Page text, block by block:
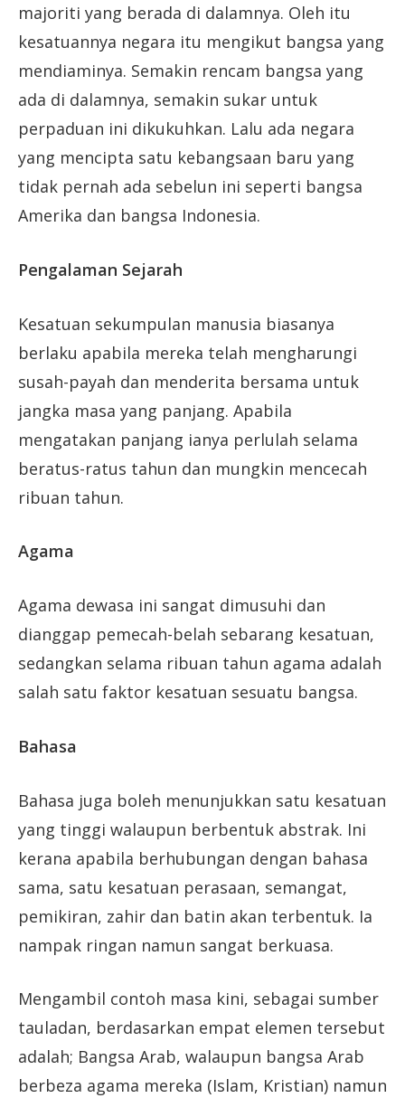
majoriti yang berada di dalamnya. Oleh itu
kesatuannya negara itu mengikut bangsa yang
mendiaminya. Semakin rencam bangsa yang
ada di dalamnya, semakin sukar untuk
perpaduan ini dikukuhkan. Lalu ada negara
yang mencipta satu kebangsaan baru yang
tidak pernah ada sebelun ini seperti bangsa
Amerika dan bangsa Indonesia.
Pengalaman Sejarah
Kesatuan sekumpulan manusia biasanya
berlaku apabila mereka telah mengharungi
susah-payah dan menderita bersama untuk
jangka masa yang panjang. Apabila
mengatakan panjang ianya perlulah selama
beratus-ratus tahun dan mungkin mencecah
ribuan tahun.
Agama
Agama dewasa ini sangat dimusuhi dan
dianggap pemecah-belah sebarang kesatuan,
sedangkan selama ribuan tahun agama adalah
salah satu faktor kesatuan sesuatu bangsa.
Bahasa
Bahasa juga boleh menunjukkan satu kesatuan
yang tinggi walaupun berbentuk abstrak. Ini
kerana apabila berhubungan dengan bahasa
sama, satu kesatuan perasaan, semangat,
pemikiran, zahir dan batin akan terbentuk. Ia
nampak ringan namun sangat berkuasa.
Mengambil contoh masa kini, sebagai sumber
tauladan, berdasarkan empat elemen tersebut
adalah; Bangsa Arab, walaupun bangsa Arab
berbeza agama mereka (Islam, Kristian) namun